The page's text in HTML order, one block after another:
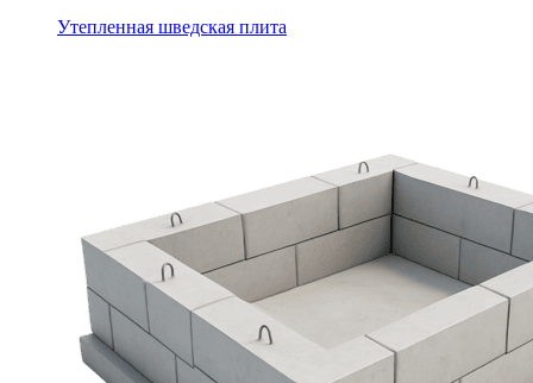
Утепленная шведская плита